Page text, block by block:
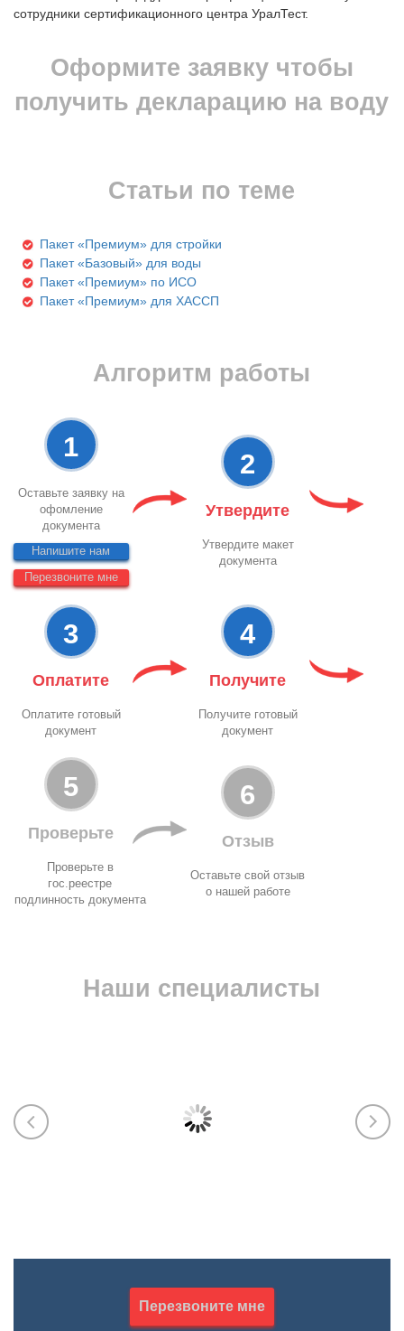
сотрудники сертификационного центра УралТест.
Оформите заявку чтобы
получить декларацию на воду
Статьи по теме
Пакет «Премиум» для стройки
Пакет «Базовый» для воды
Пакет «Премиум» по ИСО
Пакет «Премиум» для ХАССП
Алгоритм работы
1
Оставьте заявку на
офомление
документа
Напишите нам
Перезвоните мне
2
Утвердите
Утвердите макет
документа
3
Оплатите
Оплатите готовый
документ
4
Получите
Получите готовый
документ
5
Проверьте
Проверьте в
гос.реестре
подлинность документа
6
Отзыв
Оставьте свой отзыв
о нашей работе
Наши специалисты
оборудование, СБКТС, СРО, лицензии,
Перезвоните мне